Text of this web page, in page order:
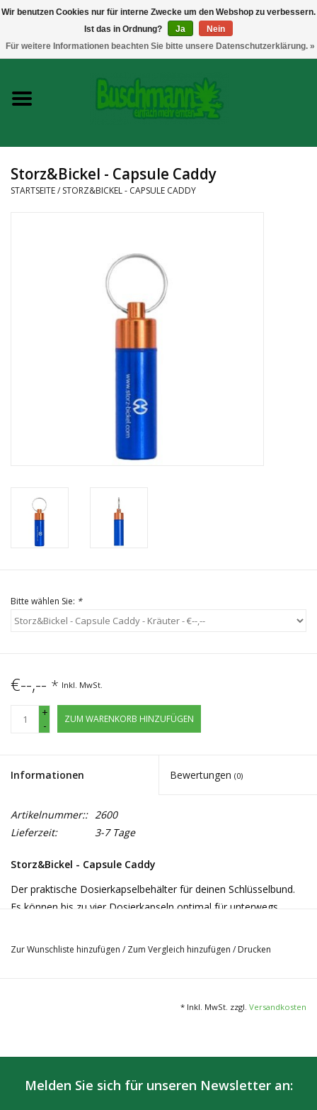
Growshop
Messtechnik
Headshop
CBD und Hanfextrakte
Storz&Bickel - Capsule Caddy
STARTSEITE/ STORZ&BICKEL - CAPSULE CADDY
Bitte wählen Sie: *
€--,-- * Inkl. MwSt.
+
-
ZUM WARENKORB HINZUFÜGEN
Informationen Bewertungen (0)
Artikelnummer:: 2600
Lieferzeit:
3-7 Tage
Storz&Bickel - Capsule Caddy
Der praktische Dosierkapselbehälter für deinen Schlüsselbund.
Es können bis zu vier Dosierkapseln optimal für unterwegs
wasserdicht.
Lieferumfang Variante Flüssigkeiten:
Zur Wunschliste hinzufügen / Zum Vergleich hinzufügen / Drucken
* Inkl. MwSt. zzgl. Versandkosten
Melden Sie sich für unseren Newsletter an:
Wir benutzen Cookies nur für interne Zwecke um den Webshop zu verbessern.
Ist das in Ordnung?
Ja
Nein
Für weitere Informationen beachten Sie bitte unsere Datenschutzerklärung. »